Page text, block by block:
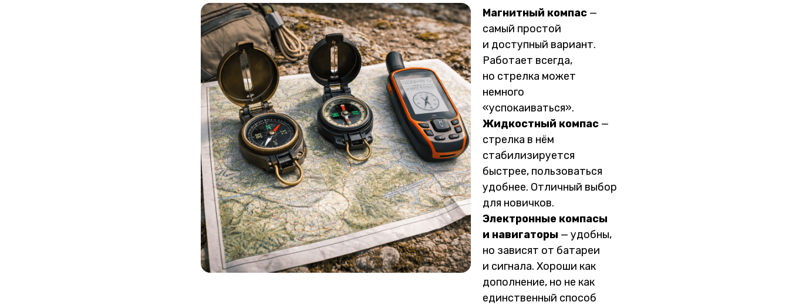
Магнитный компас —
самый простой
и доступный вариант.
Работает всегда,
но стрелка может
немного
«успокаиваться».
Жидкостный компас —
стрелка в нём
стабилизируется
быстрее, пользоваться
удобнее. Отличный выбор
для новичков.
Электронные компасы
и навигаторы — удобны,
но зависят от батареи
и сигнала. Хороши как
дополнение, но не как
единственный способ